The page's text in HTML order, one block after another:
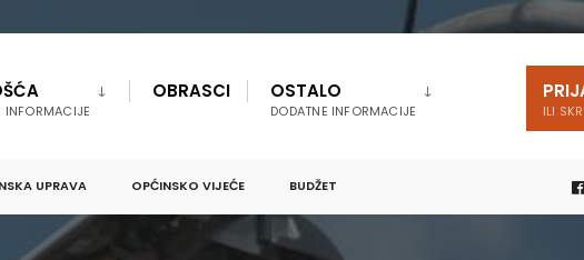
INFORMACIJE
OBRASCI OSTALO
DODATNE INFORMACIJE ILI
UPRAVA OPĆINSKO VIJEĆE BUDŽET